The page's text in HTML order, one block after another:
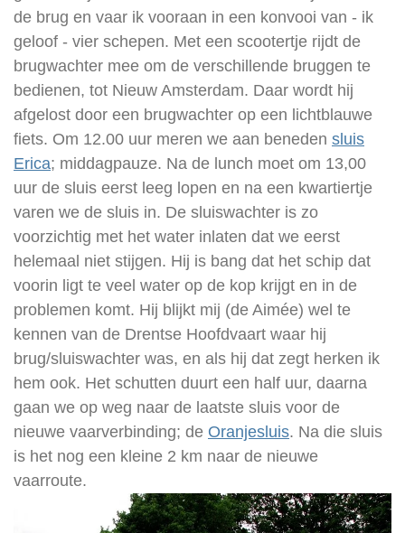
de brug en vaar ik vooraan in een konvooi van - ik
geloof - vier schepen. Met een scootertje rijdt de
brugwachter mee om de verschillende bruggen te
bedienen, tot Nieuw Amsterdam. Daar wordt hij
afgelost door een brugwachter op een lichtblauwe
fiets. Om 12.00 uur meren we aan beneden sluis
Erica; middagpauze. Na de lunch moet om 13,00
uur de sluis eerst leeg lopen en na een kwartiertje
varen we de sluis in. De sluiswachter is zo
voorzichtig met het water inlaten dat we eerst
helemaal niet stijgen. Hij is bang dat het schip dat
voorin ligt te veel water op de kop krijgt en in de
problemen komt. Hij blijkt mij (de Aimée) wel te
kennen van de Drentse Hoofdvaart waar hij
brug/sluiswachter was, en als hij dat zegt herken ik
hem ook. Het schutten duurt een half uur, daarna
gaan we op weg naar de laatste sluis voor de
nieuwe vaarverbinding; de Oranjesluis. Na die sluis
is het nog een kleine 2 km naar de nieuwe
vaarroute.